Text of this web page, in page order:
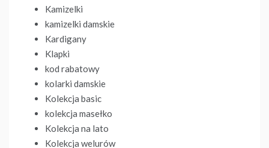
Kamizelki
kamizelki damskie
Kardigany
Klapki
kod rabatowy
kolarki damskie
Kolekcja basic
kolekcja masełko
Kolekcja na lato
Kolekcja welurów